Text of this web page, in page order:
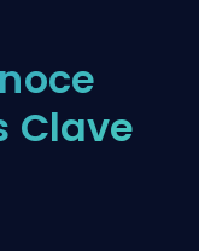
Clave